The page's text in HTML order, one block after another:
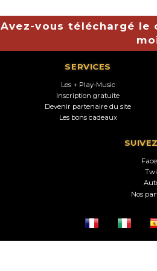
Avez-vous téléchargé le
SERVICES
Les + Play-Music
Inscription gratuite
Devenir partenaire du site
Les bons cadeaux
Nos